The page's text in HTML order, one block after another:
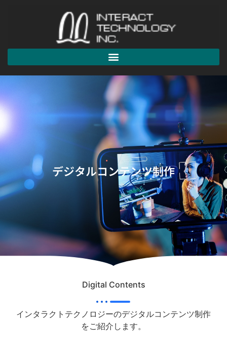
デジタルコンテンツ制作
Digital Contents
インタラクトテクノロジーのデジタルコンテンツ制作
をご紹介します。